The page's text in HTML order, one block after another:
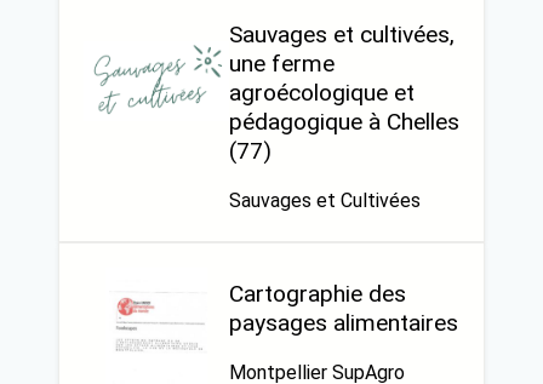
Sauvages et cultivées,
une ferme
agroécologique et
pédagogique à Chelles
(77)
Sauvages et Cultivées
Cartographie des
paysages alimentaires
Montpellier SupAgro